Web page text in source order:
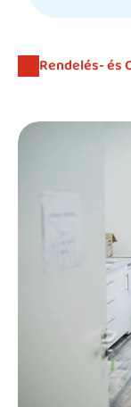
Szülőknek
HEIM Akadémia
Rendelés- és